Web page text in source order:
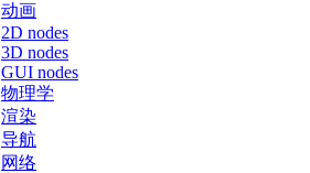
动画
2D nodes
3D nodes
GUI nodes
物理学
渲染
导航
网络